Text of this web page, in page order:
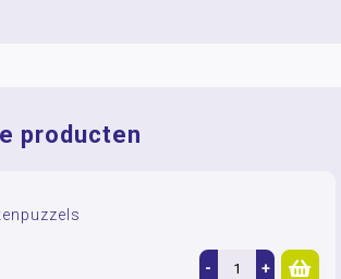
producten
- +